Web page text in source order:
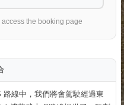
the booking page
線中，我們將會駕駛經過東